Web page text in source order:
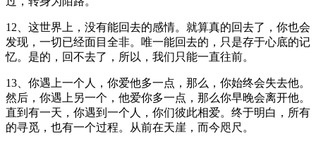
12、这世界上，没有能回去的感情。就算真的回去了，你也会
发现，一切已经面目全非。唯一能回去的，只是存于心底的记
忆。是的，回不去了，所以，我们只能一直往前。
13、你遇上一个人，你爱他多一点，那么，你始终会失去他。
然后，你遇上另一个，他爱你多一点，那么你早晚会离开他。
直到有一天，你遇到一个人，你们彼此相爱。终于明白，所有
的寻觅，也有一个过程。从前在天崖，而今咫尺。